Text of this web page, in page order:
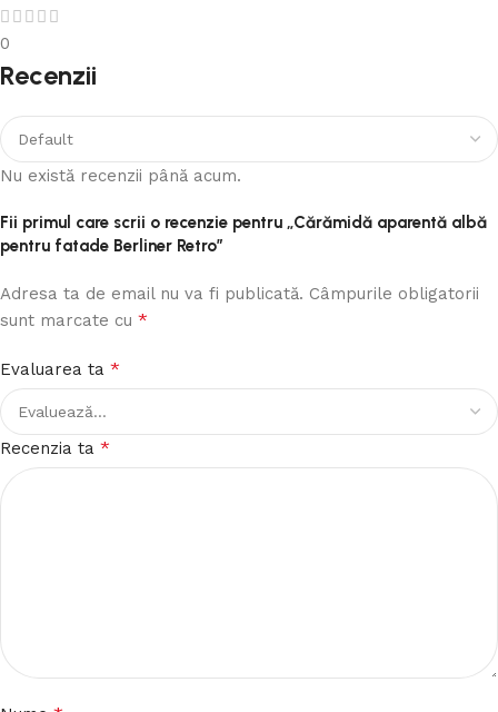
0
Recenzii
Nu există recenzii până acum.
Fii primul care scrii o recenzie pentru „Cărămidă aparentă albă
pentru fatade Berliner Retro”
Adresa ta de email nu va fi publicată. Câmpurile obligatorii
sunt marcate cu *
Evaluarea ta *
Recenzia ta *